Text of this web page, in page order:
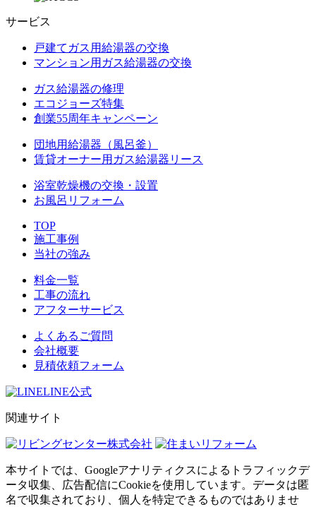
サービス
戸建てガス用給湯器の交換
マンション用ガス給湯器の交換
ガス給湯器の修理
エコジョーズ特集
創業55周年キャンペーン
団地用給湯器（風呂釜）
賃貸オーナー用ガス給湯器リース
浴室乾燥機の交換・設置
お風呂リフォーム
TOP
施工事例
当社の強み
料金一覧
工事の流れ
アフターサービス
よくあるご質問
会社概要
見積依頼フォーム
LINE公式
関連サイト
本サイトでは、Googleアナリティクスによるトラフィックデ
ータ収集、広告配信にCookieを使用しています。データは匿
名で収集されており、個人を特定できるものではありませ